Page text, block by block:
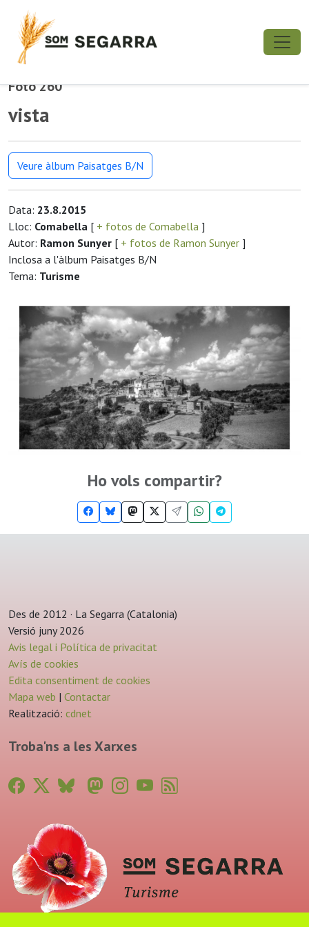
Foto 260
vista
Veure àlbum Paisatges B/N
Data: 23.8.2015
Lloc: Comabella [ + fotos de Comabella ]
Autor: Ramon Sunyer [ + fotos de Ramon Sunyer ]
Inclosa a l'àlbum Paisatges B/N
Tema: Turisme
Ho vols compartir?
Des de 2012 · La Segarra (Catalonia)
Versió juny 2026
Avis legal i Política de privacitat
Avís de cookies
Edita consentiment de cookies
Mapa web | Contactar
Realització: cdnet
Troba'ns a les Xarxes